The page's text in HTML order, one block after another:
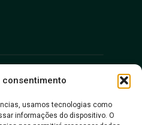
consentimento
usamos tecnologias como
informações do dispositivo. O